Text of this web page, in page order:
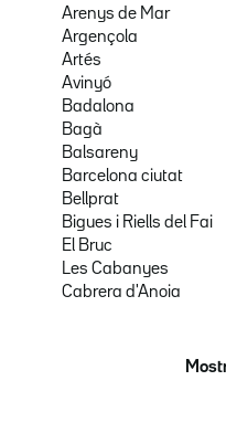
Arenys de Mar
Argençola
Artés
Avinyó
Badalona
Bagà
Balsareny
Barcelona ciutat
Bellprat
Bigues i Riells del Fai
El Bruc
Les Cabanyes
Cabrera d'Anoia